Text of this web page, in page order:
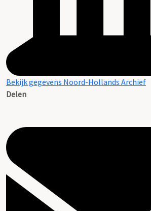
Bekijk gegevens Noord-Hollands Archief
Delen